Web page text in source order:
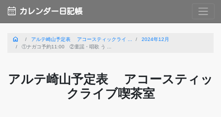
calendar_month カレンダー日記帳
home アルテ崎山予定表 アコースティックライ ...
2024年12月
①ナガコ予約11:00 ②童謡・唱歌 う ...
アルテ崎山予定表 アコースティッ
クライブ喫茶室